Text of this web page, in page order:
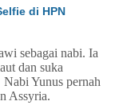
di HPN
sebagai nabi. Ia
dan suka
Nabi Yunus pernah
Assyria.